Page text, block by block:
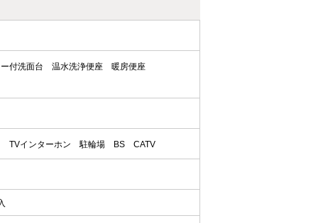
付洗面台 温水洗浄便座
暖房便座
TVインターホン 駐輪場 BS CATV